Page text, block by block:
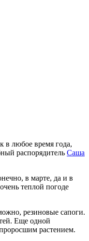
в любое время года,
распорядитель Саша
в марте, да и в
теплой погоде
резиновые сапоги.
Еще одной
растением.